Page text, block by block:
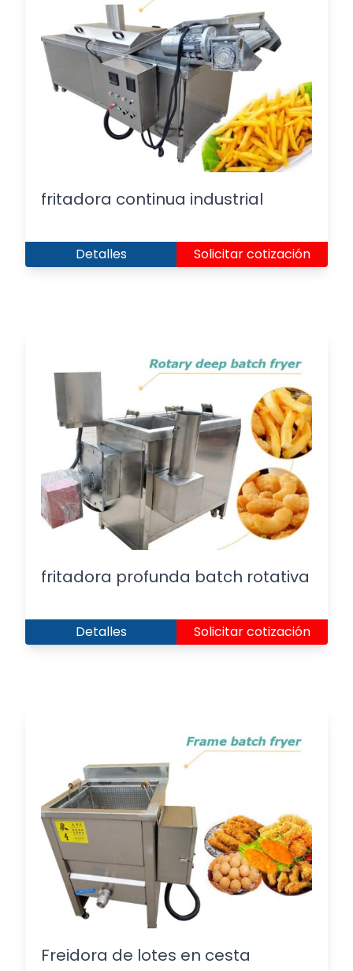
fritadora continua industrial
Detalles Solicitar cotización
fritadora profunda batch rotativa
Detalles Solicitar cotización
Freidora de lotes en cesta